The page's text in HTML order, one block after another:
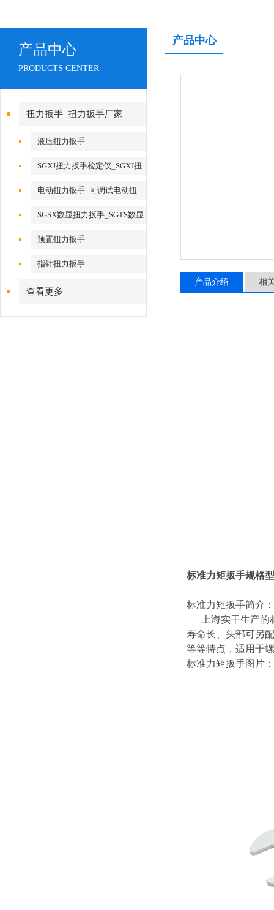
产品中心
PRODUCTS CENTER
扭力扳手_扭力扳手厂家
液压扭力扳手
SGXJ扭力扳手检定仪_SGXJ扭
矩扳手检定仪
电动扭力扳手_可调试电动扭
SGSX数显扭力扳手_SGTS数显
扭力扳手
预置扭力扳手
指针扭力扳手
查看更多
产品中心
产品介绍 相
标准力矩扳手规格
标准力矩扳手简介：
上海实干生产的
寿命长、头部可另
等等特点，适用于
标准力矩扳手图片：